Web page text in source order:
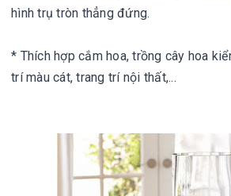
hình trụ tròn thẳng đứng.
* Thích hợp cắm hoa, trồng cây hoa
trí màu cát, trang trí nội thất,...